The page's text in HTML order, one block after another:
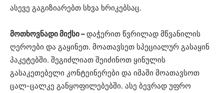
ასევე გაგიზიარებთ სხვა ხრიკებსაც.
მოთხოვნადი მიქსი –დაჭერით წვრილად მწვანილის
ღეროები და გაყინეთ. მოათავსეთ სპეციალურ გასაყინ
პაკეტებში. შეგიძლიათ შეიძინოთ ყინულის
გასაკეთებელი კონტეინერები და იმაში მოათავსოთ
ცალ-ცალკე განყოფილებებში. ასე ბევრად უფრო